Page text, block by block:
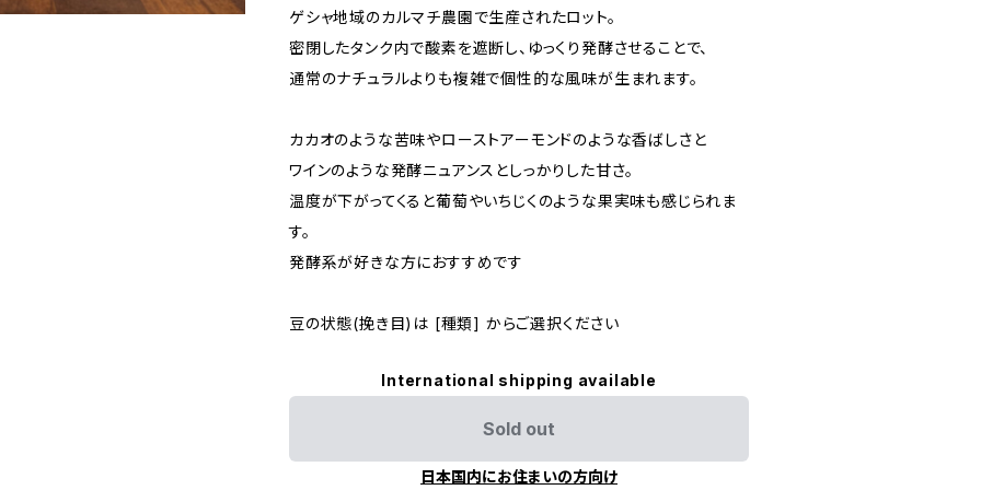
ゲシャ地域のカルマチ農園で生産されたロット。
密閉したタンク内で酸素を遮断し、ゆっくり発酵させることで、
通常のナチュラルよりも複雑で個性的な風味が生まれます。
カカオのような苦味やローストアーモンドのような香ばしさと
ワインのような発酵ニュアンスとしっかりした甘さ。
温度が下がってくると葡萄やいちじくのような果実味も感じられま
す。
発酵系が好きな方におすすめです
豆の状態(挽き目)は [種類] からご選択ください
International shipping available
Sold out
日本国内にお住まいの方向け